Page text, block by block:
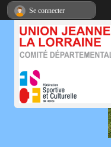
Se connecter
Panneau de gestion des